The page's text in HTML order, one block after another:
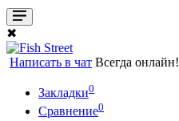
✖
Написать в чат Всегда онлайн!
Закладки0
Сравнение0